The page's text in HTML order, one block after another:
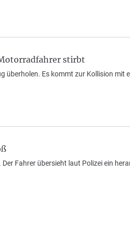
stirbt
überholen. Es kommt zur Kollision mit
Fahrer übersieht laut Polizei ein